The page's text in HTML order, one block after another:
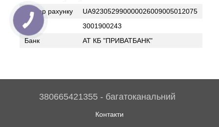
Номер рахунку
UA923052990000026009005012075
ІПН
3001900243
Банк
АТ КБ "ПРИВАТБАНК"
380665421355 - багатоканальний
Контакти